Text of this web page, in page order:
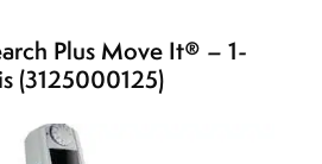
Plus Move It® – 1-
(3125000125)